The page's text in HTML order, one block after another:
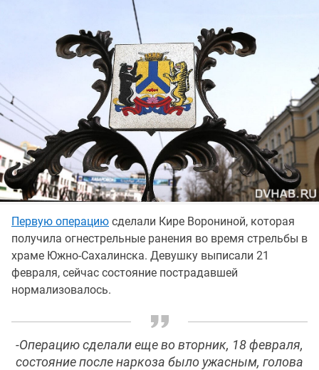
Первую операцию сделали Кире Ворониной, которая
получила огнестрельные ранения во время стрельбы в
храме Южно-Сахалинска. Девушку выписали 21
февраля, сейчас состояние пострадавшей
нормализовалось.
-Операцию сделали еще во вторник, 18 февраля,
состояние после наркоза было ужасным, голова